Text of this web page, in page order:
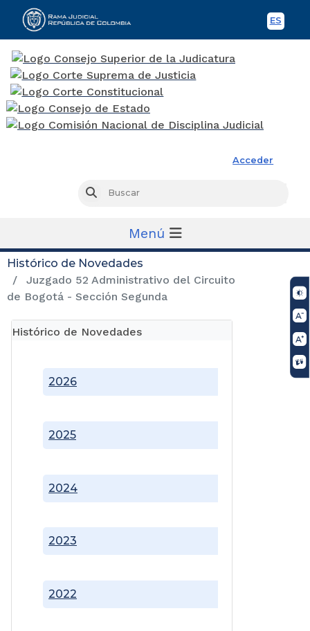
ES
Acceder
Buscar
Menú
Histórico de Novedades
Juzgado 52 Administrativo del Circuito
de Bogotá - Sección Segunda
Histórico de Novedades
2022
2023
2024
2025
2026